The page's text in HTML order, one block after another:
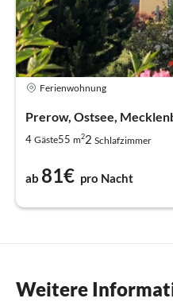
Ferienwohnung
Prerow, Ostsee,
4 Gäste55 m22 Schlafzimmer
ab 81€ pro Nacht
Weitere